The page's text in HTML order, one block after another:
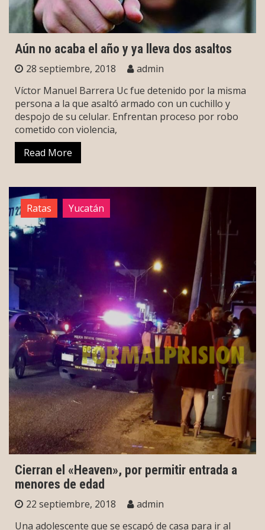
Aún no acaba el año y ya lleva dos asaltos
28 septiembre, 2018
admin
Víctor Manuel Barrera Uc fue detenido por la misma
persona a la que asaltó armado con un cuchillo y
despojo de su celular. Enfrentan proceso por robo
cometido con violencia,
Read More
Ratas Yucatán
Cierran el «Heaven», por permitir entrada a
menores de edad
22 septiembre, 2018
admin
Una adolescente que se escapó de casa para ir al